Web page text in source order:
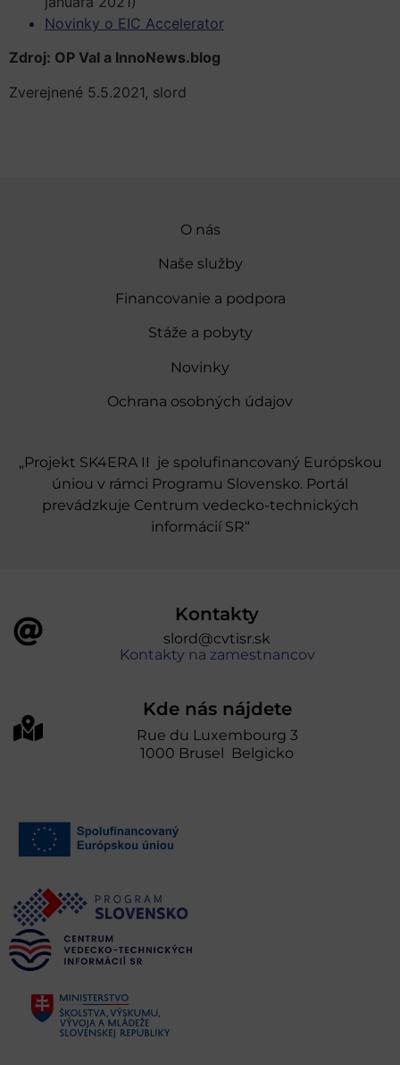
Novinky o EIC Accelerator
Zdroj: OP VaI a InnoNews.blog
Zverejnené 5.5.2021, slord
O nás
Naše služby
Financovanie a podpora
Stáže a pobyty
Novinky
Ochrana osobných údajov
„Projekt SK4ERA II je spolufinancovaný Európskou
úniou v rámci Programu Slovensko. Portál
prevádzkuje Centrum vedecko-technických
informácií SR“
Kontakty
slord@cvtisr.sk
Kontakty na zamestnancov
Kde nás nájdete
Rue du Luxembourg 3
1000 Brusel Belgicko